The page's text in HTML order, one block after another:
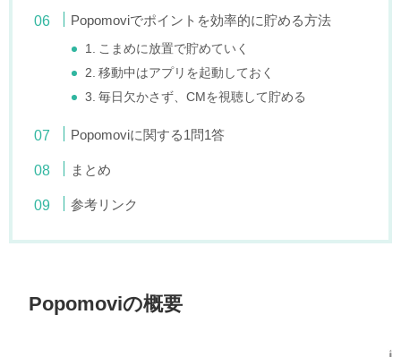
Popomoviでポイントを効率的に貯める方法
1. こまめに放置で貯めていく
2. 移動中はアプリを起動しておく
3. 毎日欠かさず、CMを視聴して貯める
Popomoviに関する1問1答
まとめ
参考リンク
Popomoviの概要